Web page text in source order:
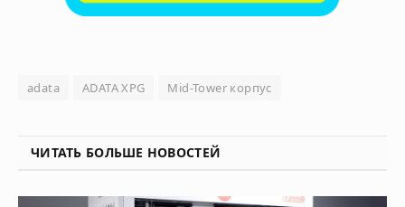
adata ADATA XPG Mid-Tower корпус
ЧИТАТЬ БОЛЬШЕ НОВОСТЕЙ